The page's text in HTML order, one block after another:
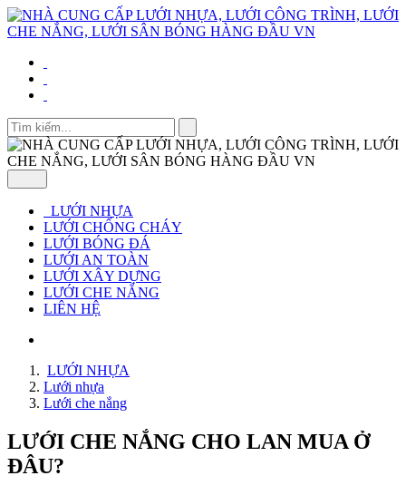
LƯỚI NHỰA
LƯỚI CHỐNG CHÁY
LƯỚI BÓNG ĐÁ
LƯỚI AN TOÀN
LƯỚI XÂY DỰNG
LƯỚI CHE NẮNG
LIÊN HỆ
LƯỚI NHỰA
Lưới nhựa
Lưới che nắng
LƯỚI CHE NẮNG CHO LAN MUA Ở
ĐÂU?